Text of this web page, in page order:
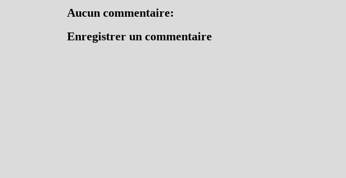
Aucun commentaire:
Enregistrer un commentaire